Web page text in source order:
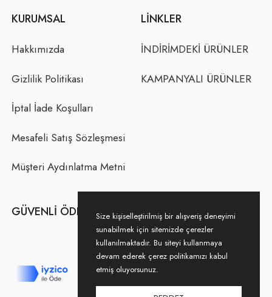
KURUMSAL
Hakkımızda
Gizlilik Politikası
İptal İade Koşulları
Mesafeli Satış Sözleşmesi
Müşteri Aydınlatma Metni
LINKLER
İNDİRİMDEKİ ÜRÜNLER
KAMPANYALI ÜRÜNLER
GÜVENLI ÖDEMESize kişiselleştirilmiş bir alışveriş deneyimi
sunabilmek için sitemizde çerezler
kullanılmaktadır. Bu siteyi kullanmaya
devam ederek çerez politikamızı kabul
etmiş oluyorsunuz.